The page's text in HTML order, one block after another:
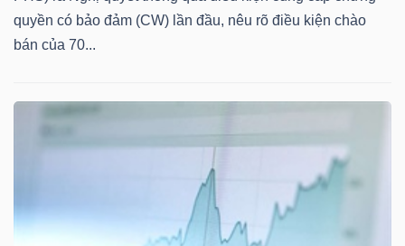
quyền có bảo đảm (CW) lần đầu, nêu rõ điều kiện chào
bán của 70...
CÔNG